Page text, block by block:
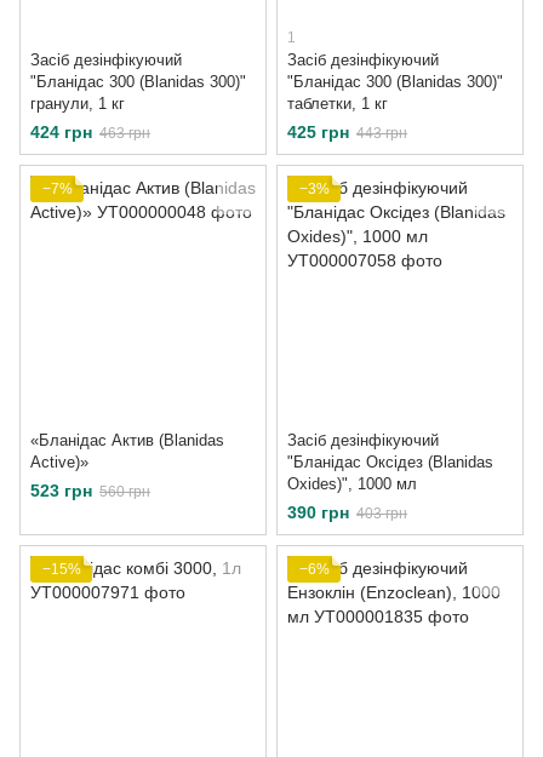
Засіб дезінфікуючий
"Бланідас 300 (Blanidas 300)"
гранули, 1 кг
424 грн 463 грн
1
Засіб дезінфікуючий
"Бланідас 300 (Blanidas 300)"
таблетки, 1 кг
425 грн 443 грн
−7%
«Бланідас Актив (Blanidas
Active)»
523 грн 560 грн
−3%
Засіб дезінфікуючий
"Бланідас Оксідез (Blanidas
Oxides)", 1000 мл
390 грн 403 грн
−15% −6%